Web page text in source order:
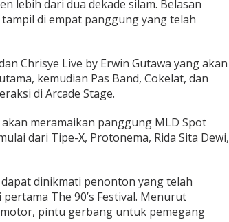
lebih dari dua dekade silam. Belasan
di empat panggung yang telah
Chrisye Live by Erwin Gutawa yang akan
kemudian Pas Band, Cokelat, dan
di Arcade Stage.
meramaikan panggung MLD Spot
dari Tipe-X, Protonema, Rida Sita Dewi,
dinikmati penonton yang telah
The 90’s Festival. Menurut
pintu gerbang untuk pemegang